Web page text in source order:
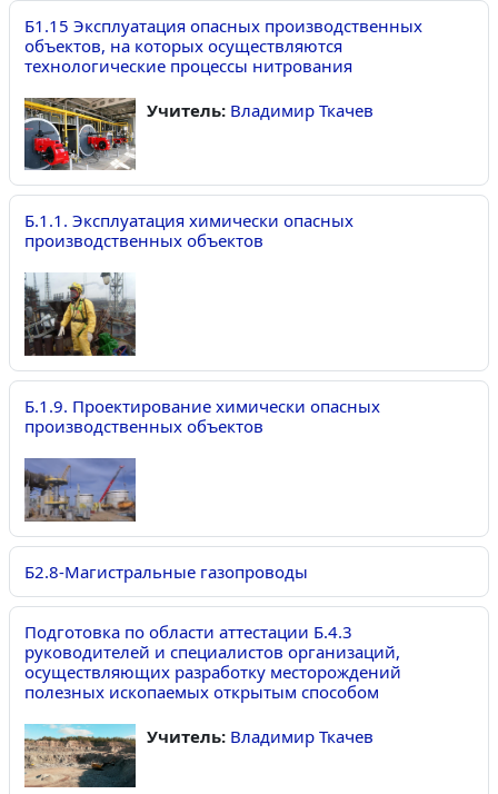
Б1.15 Эксплуатация опасных производственных
объектов, на которых осуществляются
технологические процессы нитрования
Учитель: Владимир Ткачев
Б.1.1. Эксплуатация химически опасных
производственных объектов
Б.1.9. Проектирование химически опасных
производственных объектов
Б2.8-Магистральные газопроводы
Подготовка по области аттестации Б.4.3
руководителей и специалистов организаций,
осуществляющих разработку месторождений
полезных ископаемых открытым способом
Учитель: Владимир Ткачев